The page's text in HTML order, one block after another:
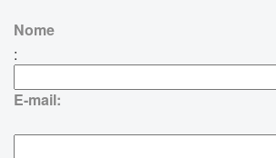
Nome
:
E-mail: